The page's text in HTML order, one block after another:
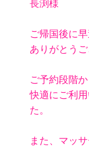
長渕様
ご帰国後に
ありがとうご
ご予約段階
快適にご利
た。
また、マッ